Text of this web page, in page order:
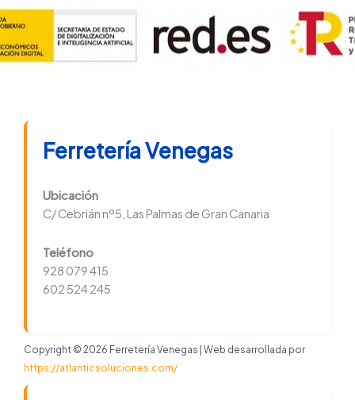
Ferretería Venegas
Ubicación
C/ Cebrián nº5, Las Palmas de Gran Canaria
Teléfono
928 079 415
602 524 245
Copyright © 2026 Ferretería Venegas | Web desarrollada por
https://atlanticsoluciones.com/